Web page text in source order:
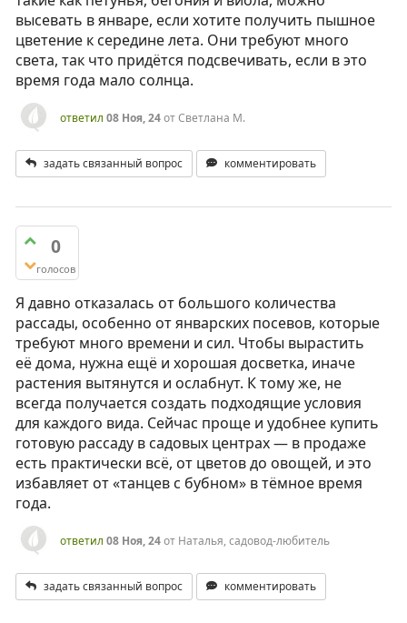
высевать в январе, если хотите получить пышное
цветение к середине лета. Они требуют много
света, так что придётся подсвечивать, если в это
время года мало солнца.
ответил 08 Ноя, 24отСветлана М.
задать связанный вопрос комментировать
0
голосов
Я давно отказалась от большого количества
рассады, особенно от январских посевов, которые
требуют много времени и сил. Чтобы вырастить
её дома, нужна ещё и хорошая досветка, иначе
растения вытянутся и ослабнут. К тому же, не
всегда получается создать подходящие условия
для каждого вида. Сейчас проще и удобнее купить
готовую рассаду в садовых центрах — в продаже
есть практически всё, от цветов до овощей, и это
избавляет от «танцев с бубном» в тёмное время
года.
ответил 08 Ноя, 24от Наталья, садовод-любитель
задать связанный вопрос комментировать